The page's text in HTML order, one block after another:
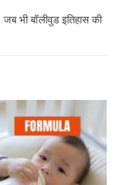
भी बॉलीवुड इतिहास की